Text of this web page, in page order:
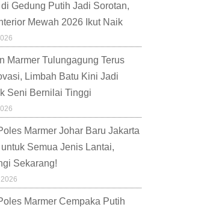
di Gedung Putih Jadi Sorotan,
Mewah 2026 Ikut Naik
Marmer Tulungagung Terus
Limbah Batu Kini Jadi
Seni Bernilai Tinggi
Marmer Johar Baru Jakarta
untuk Semua Jenis Lantai,
Sekarang!
Marmer Cempaka Putih